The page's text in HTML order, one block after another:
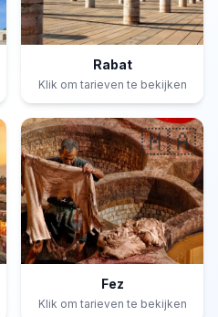
Rabat
Klik om tarieven te bekijken
🇲🇦
Fez
Klik om tarieven te bekijken